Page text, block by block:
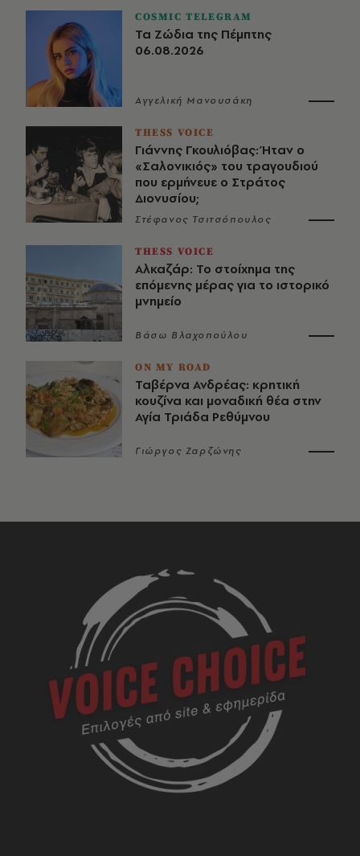
COSMIC TELEGRAM
Τα Ζώδια της Πέμπτης
06.08.2026
Αγγελική Μανουσάκη
THESS VOICE
Γιάννης Γκουλιόβας: Ήταν ο
«Σαλονικιός» του τραγουδιού
που ερμήνευε ο Στράτος
Διονυσίου;
Στέφανος Τσιτσόπουλος
THESS VOICE
Αλκαζάρ: Το στοίχημα της
επόμενης μέρας για το ιστορικό
μνημείο
Βάσω Βλαχοπούλου
ON MY ROAD
Ταβέρνα Ανδρέας: κρητική
κουζίνα και μοναδική θέα στην
Αγία Τριάδα Ρεθύμνου
Γιώργος Ζαρζώνης